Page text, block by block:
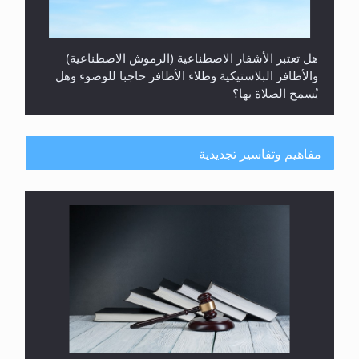
هل تعتبر الأشفار الاصطناعية (الرموش الاصطناعية)
والأظافر البلاستيكية وطلاء الأظافر حاجبا للوضوء وهل
يُسمح الصلاة بها؟
هل يُحسب حول الزكاة وفق السنة الميلادية أو الهجرية؟
مفاهيم وتفاسير تجديدية